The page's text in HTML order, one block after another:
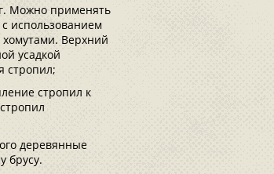
Можно применять
использованием
хомутами. Верхний
усадкой
стропил;
стропил к
деревянные
брусу.